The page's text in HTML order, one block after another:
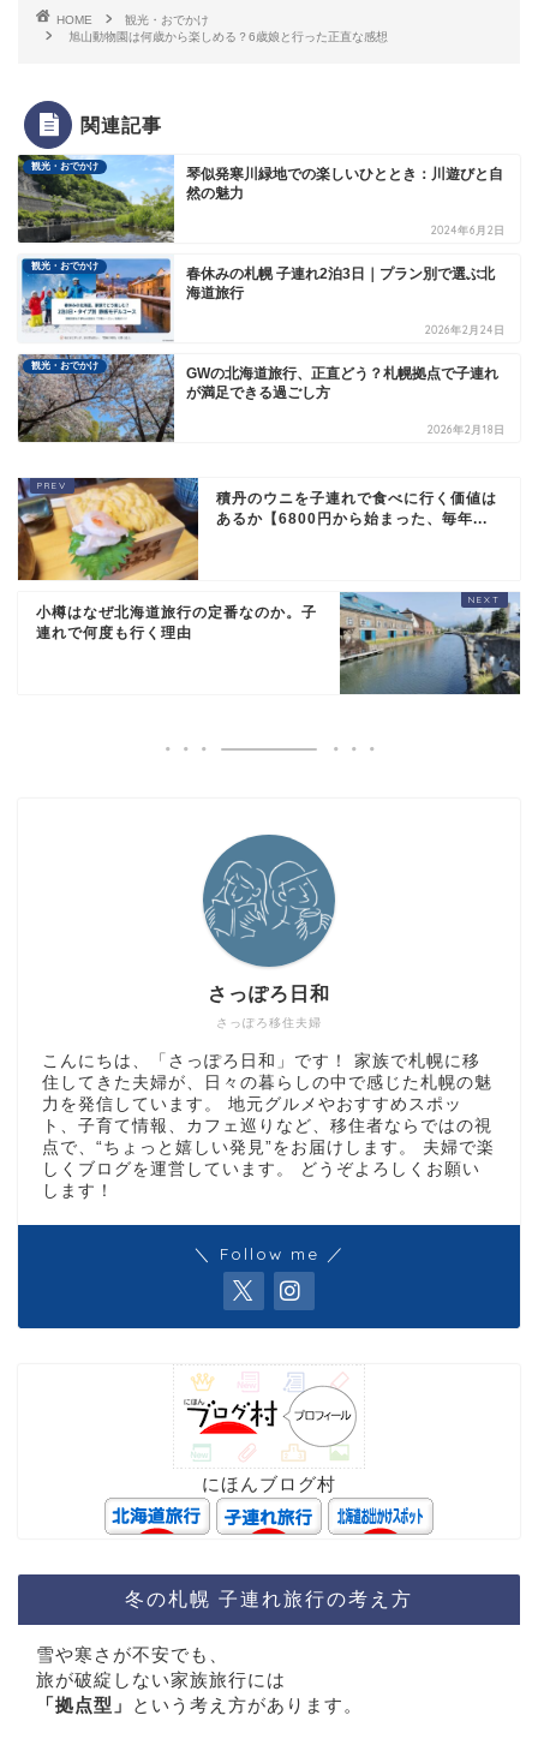
HOME
観光・おでかけ
旭山動物園は何歳から楽しめる？6歳娘と行った正直な感想
関連記事
観光・おでかけ
琴似発寒川緑地での楽しいひととき：川遊びと自
然の魅力
2024年6月2日
観光・おでかけ
春休みの札幌 子連れ2泊3日｜プラン別で選ぶ北
海道旅行
2026年2月24日
観光・おでかけ
GWの北海道旅行、正直どう？札幌拠点で子連れ
が満足できる過ごし方
2026年2月18日
積丹のウニを子連れで食べに行く価値は
あるか【6800円から始まった、毎年...
小樽はなぜ北海道旅行の定番なのか。子
連れで何度も行く理由
さっぽろ移住夫婦
さっぽろ日和
こんにちは、「さっぽろ日和」です！ 家族で札幌に移
住してきた夫婦が、日々の暮らしの中で感じた札幌の魅
力を発信しています。 地元グルメやおすすめスポッ
ト、子育て情報、カフェ巡りなど、移住者ならではの視
点で、“ちょっと嬉しい発見”をお届けします。 夫婦で楽
しくブログを運営しています。 どうぞよろしくお願い
します！
＼ Follow me ／
にほんブログ村
冬の札幌 子連れ旅行の考え方
雪や寒さが不安でも、
旅が破綻しない家族旅行には
「拠点型」
という考え方があります。